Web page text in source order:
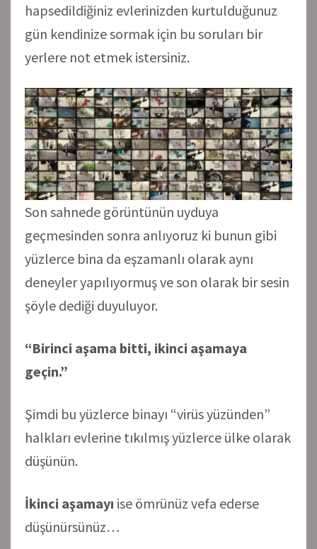
hapsedildiğiniz evlerinizden kurtulduğunuz
gün kendinize sormak için bu soruları bir
yerlere not etmek istersiniz.
Son sahnede görüntünün uyduya
geçmesinden sonra anlıyoruz ki bunun gibi
yüzlerce bina da eşzamanlı olarak aynı
deneyler yapılıyormuş ve son olarak bir sesin
şöyle dediği duyuluyor.
“Birinci aşama bitti, ikinci aşamaya
geçin.”
Şimdi bu yüzlerce binayı “virüs yüzünden”
halkları evlerine tıkılmış yüzlerce ülke olarak
düşünün.
İkinci aşamayı ise ömrünüz vefa ederse
düşünürsünüz…